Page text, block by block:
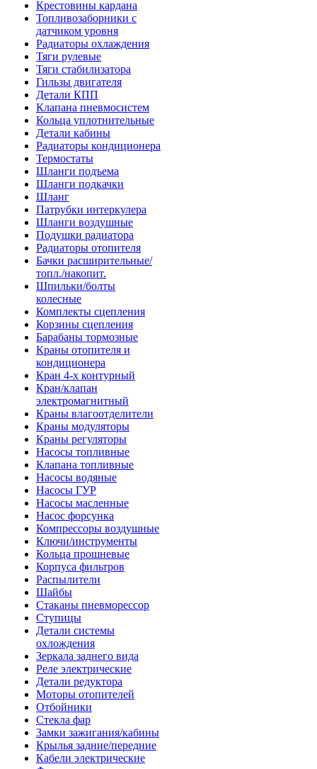
Крестовины кардана
Топливозаборники с
датчиком уровня
Радиаторы охлаждения
Тяги рулевые
Тяги стабилизатора
Гильзы двигателя
Детали КПП
Клапана пневмосистем
Кольца уплотнительные
Детали кабины
Радиаторы кондиционера
Термостаты
Шланги подъема
Шланги подкачки
Шланг
Патрубки интеркулера
Шланги воздушные
Подушки радиатора
Радиаторы отопителя
Бачки расширительные/
топл./накопит.
Шпильки/болты
колесные
Комплекты сцепления
Корзины сцепления
Барабаны тормозные
Краны отопителя и
кондиционера
Кран 4-х контурный
Кран/клапан
электромагнитный
Краны влагоотделители
Краны модуляторы
Краны регуляторы
Насосы топливные
Клапана топливные
Насосы водяные
Насосы ГУР
Насосы масленные
Насос форсунка
Компрессоры воздушные
Ключи/инструменты
Кольца прошневые
Корпуса фильтров
Распылители
Шайбы
Стаканы пневморессор
Ступицы
Детали системы
охлождения
Зеркала заднего вида
Реле электрические
Детали редуктора
Моторы отопителей
Отбойники
Стекла фар
Замки зажигания/кабины
Крылья задние/передние
Кабели электрические